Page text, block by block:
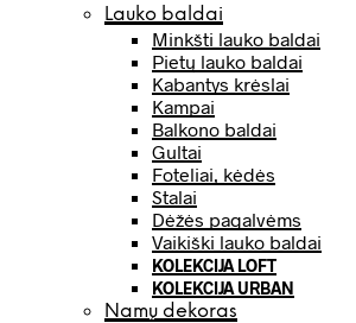
Lauko baldai
Minkšti lauko baldai
Pietų lauko baldai
Kabantys krėslai
Kampai
Balkono baldai
Gultai
Foteliai, kėdės
Stalai
Dėžės pagalvėms
Vaikiški lauko baldai
KOLEKCIJA LOFT
KOLEKCIJA URBAN
Namų dekoras